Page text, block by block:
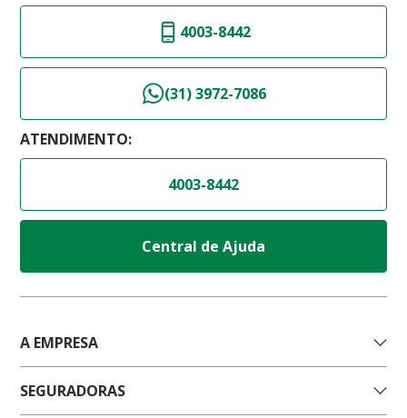
4003-8442
(31) 3972-7086
ATENDIMENTO:
4003-8442
Central de Ajuda
A EMPRESA
SEGURADORAS